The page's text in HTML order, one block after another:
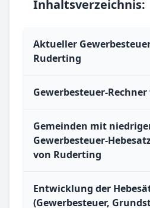
Inhaltsverzeichnis:
Aktueller
Ruderting
Gewerbesteuer-
Gemeinden mit
Gewerbesteuer-
von Ruderting
Entwicklung der
(Gewerbesteuer,